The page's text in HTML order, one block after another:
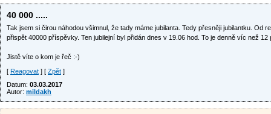
40 000 .....
Tak jsem si čirou náhodou všimnul, že tady máme jubilanta. Tedy přesněji jubilantku. Od
přispět 40000 příspěvky. Ten jubilejní byl přidán dnes v 19.06 hod. To je denně víc než 12
Jistě víte o kom je řeč :-)
[ Reagovat ] [ Zpět ]
Datum: 03.03.2017
Autor: mildakh